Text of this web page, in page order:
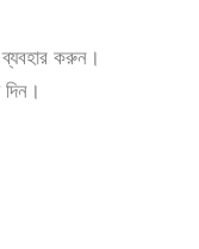
করুন।
দিন।